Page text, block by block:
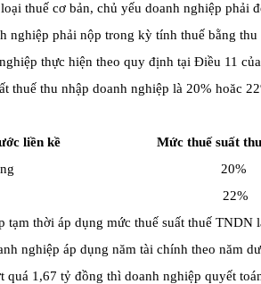
thuế cơ bản, chủ yếu doanh nghiệp phải
nghiệp phải nộp trong kỳ tính thuế bằng
thực hiện theo quy định tại Điều 11
thuế thu nhập doanh nghiệp là 20% hoăc
liền kề
Mức thuế suất
20%
22%
thời áp dụng mức thuế suất thuế TNDN
nghiệp áp dụng năm tài chính theo năm
quá 1,67 tỷ đồng thì doanh nghiệp quyết